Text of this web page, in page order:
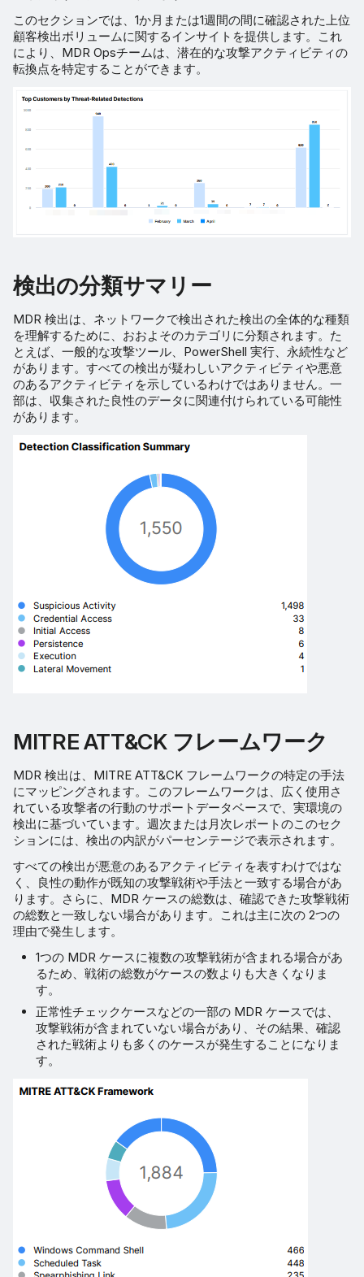
このセクションでは、1か月または1週間の間に確認された上位
顧客検出ボリュームに関するインサイトを提供します。これ
により、MDR Opsチームは、潜在的な攻撃アクティビティの
転換点を特定することができます。
検出の分類サマリー
MDR 検出は、ネットワークで検出された検出の全体的な種類
を理解するために、おおよそのカテゴリに分類されます。た
とえば、一般的な攻撃ツール、PowerShell 実行、永続性など
があります。すべての検出が疑わしいアクティビティや悪意
のあるアクティビティを示しているわけではありません。一
部は、収集された良性のデータに関連付けられている可能性
があります。
MITRE ATT&CK フレームワーク
MDR 検出は、MITRE ATT&CK フレームワークの特定の手法
にマッピングされます。このフレームワークは、広く使用さ
れている攻撃者の行動のサポートデータベースで、実環境の
検出に基づいています。週次または月次レポートのこのセク
ションには、検出の内訳がパーセンテージで表示されます。
すべての検出が悪意のあるアクティビティを表すわけではな
く、良性の動作が既知の攻撃戦術や手法と一致する場合があ
ります。さらに、MDR ケースの総数は、確認できた攻撃戦術
の総数と一致しない場合があります。これは主に次の 2つの
理由で発生します。
1つの MDR ケースに複数の攻撃戦術が含まれる場合があ
るため、戦術の総数がケースの数よりも大きくなりま
す。
正常性チェックケースなどの一部の MDR ケースでは、
攻撃戦術が含まれていない場合があり、その結果、確認
された戦術よりも多くのケースが発生することになりま
す。